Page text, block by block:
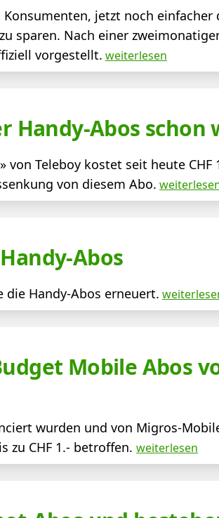
jetzt noch einfacher
sparen. Nach einer
vorgestellt. weiterlesen
Handy-Abos schon
von Teleboy kostet seit heute CHF
von diesem Abo.
Abos
Handy-Abos erneuert.
Mobile Abos
wurden und von Migros-
zu CHF 1.- betroffen. weiterlesen